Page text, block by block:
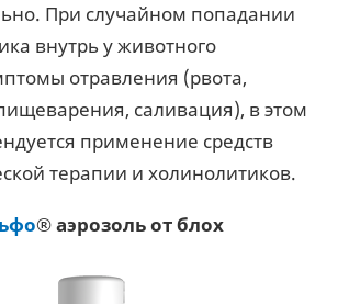
При случайном попадании
внутрь у животного
отравления (рвота,
саливация), в этом
применение средств
терапии и холинолитиков.
® аэрозоль от блох